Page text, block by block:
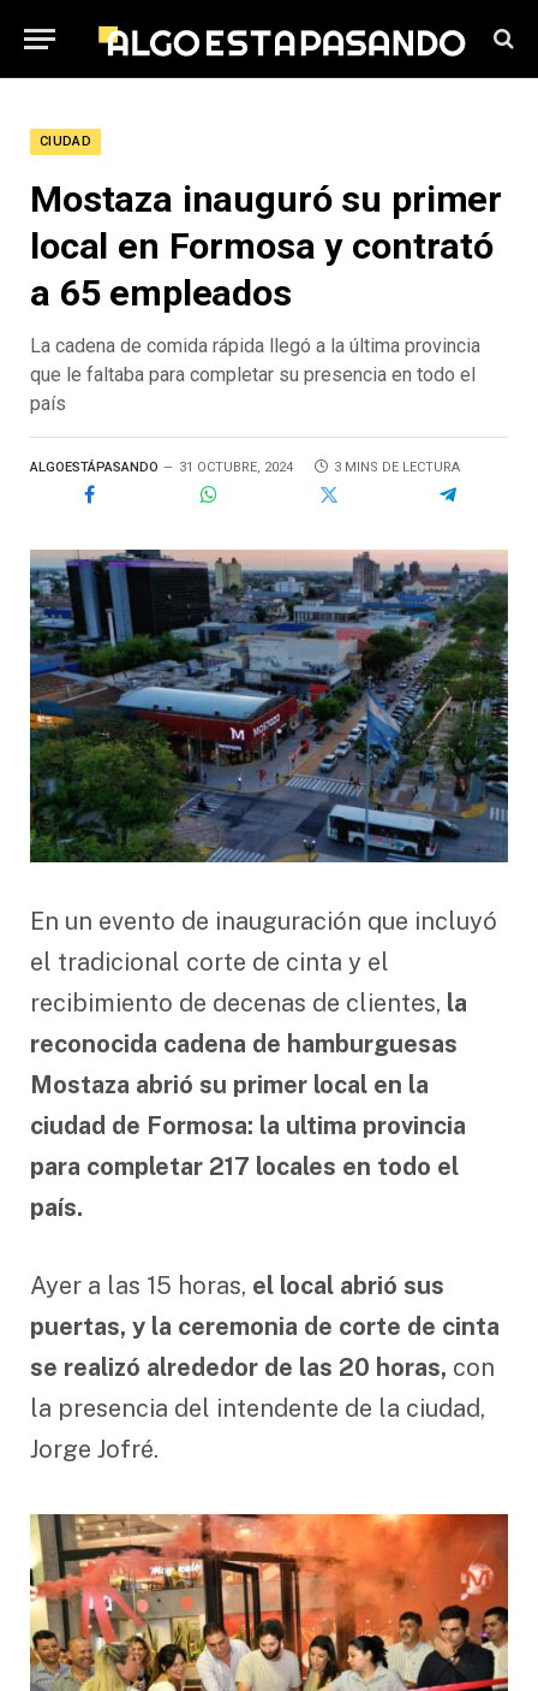
CIUDAD
Mostaza inauguró su primer
local en Formosa y contrató
a 65 empleados
La cadena de comida rápida llegó a la última provincia
que le faltaba para completar su presencia en todo el
país
ALGOESTÁPASANDO 31 OCTUBRE, 2024 3 MINS DE LECTURA
En un evento de inauguración que incluyó
el tradicional corte de cinta y el
recibimiento de decenas de clientes, la
reconocida cadena de hamburguesas
Mostaza abrió su primer local en la
ciudad de Formosa: la ultima provincia
para completar 217 locales en todo el
país.
Ayer a las 15 horas, el local abrió sus
puertas, y la ceremonia de corte de cinta
se realizó alrededor de las 20 horas, con
la presencia del intendente de la ciudad,
Jorge Jofré.